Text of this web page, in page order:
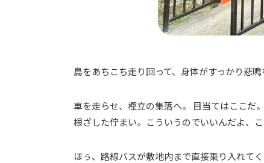
島をあちこち走り回って、身体がすっかり悲
車を走らせ、樫立の集落へ。 目当てはここだ
根ざした佇まい。こういうのでいいんだよ、こ
ほぅ、路線バスが敷地内まで直接乗り入れて